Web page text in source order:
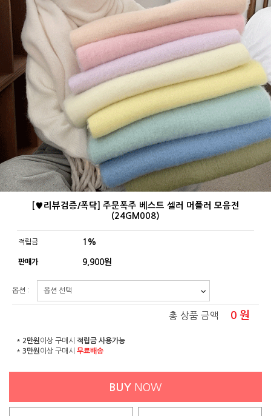
[♥리뷰검증/폭닥] 주문폭주 베스트 셀러 머플러 모음전
(24GM008)
적립금 1%
판매가 9,900원
옵션 :
총 상품 금액 0 원
* 2만원 이상 구매시 적립금 사용가능
* 3만원 이상 구매시 무료배송
BUY NOW